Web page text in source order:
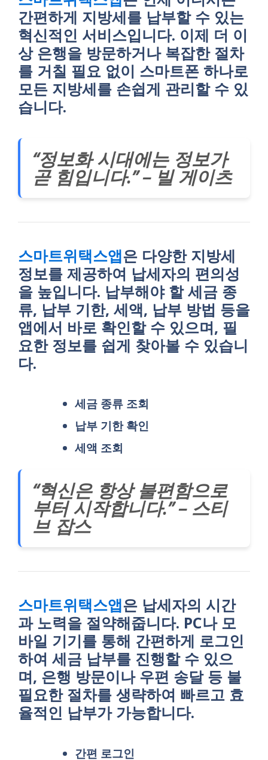
간편하게 지방세를 납부할 수 있는
혁신적인 서비스입니다. 이제 더 이
상 은행을 방문하거나 복잡한 절차
를 거칠 필요 없이 스마트폰 하나로
모든 지방세를 손쉽게 관리할 수 있
습니다.
“정보화 시대에는 정보가
곧 힘입니다.” – 빌 게이츠
스마트위택스앱은 다양한 지방세
정보를 제공하여 납세자의 편의성
을 높입니다. 납부해야 할 세금 종
류, 납부 기한, 세액, 납부 방법 등을
앱에서 바로 확인할 수 있으며, 필
요한 정보를 쉽게 찾아볼 수 있습니
다.
세금 종류 조회
납부 기한 확인
세액 조회
“혁신은 항상 불편함으로
부터 시작합니다.” – 스티
브 잡스
스마트위택스앱은 납세자의 시간
과 노력을 절약해줍니다. PC나 모
바일 기기를 통해 간편하게 로그인
하여 세금 납부를 진행할 수 있으
며, 은행 방문이나 우편 송달 등 불
필요한 절차를 생략하여 빠르고 효
율적인 납부가 가능합니다.
간편 로그인